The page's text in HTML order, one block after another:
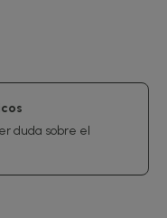
duda sobre el